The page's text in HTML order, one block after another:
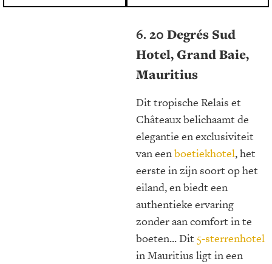
6.20 Degrés Sud
Hotel, Grand Baie,
Mauritius
Dit tropische Relais et
Châteaux belichaamt de
elegantie en exclusiviteit
van eenboetiekhotel, het
eerste in zijn soort op het
eiland, en biedt een
authentieke ervaring
zonder aan comfort in te
boeten... Dit 5-sterrenhotel
in Mauritius ligt in een